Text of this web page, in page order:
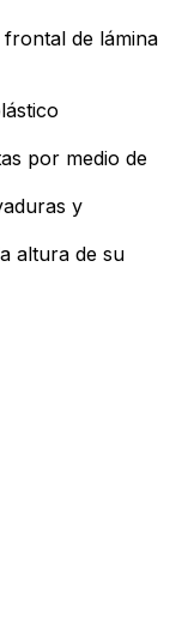
de lámina
por medio de
y
altura de su